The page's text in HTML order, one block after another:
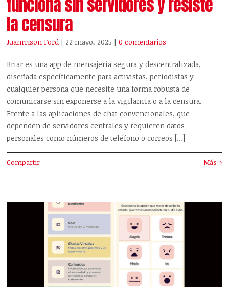
la censura
Juanrrison Ford | 22 mayo, 2025 |0 comentarios
Briar es una app de mensajería segura y descentralizada,
diseñada específicamente para activistas, periodistas y
cualquier persona que necesite una forma robusta de
comunicarse sin exponerse a la vigilancia o a la censura.
Frente a las aplicaciones de chat convencionales, que
dependen de servidores centrales y requieren datos
personales como números de teléfono o correos […]
Compartir Más »